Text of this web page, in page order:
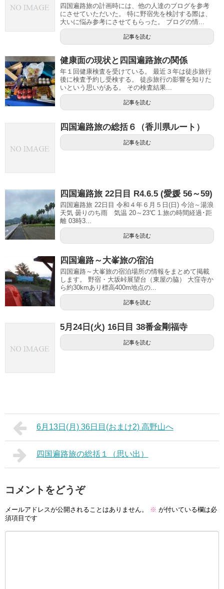
四国遍路旅の計画時には、他の人達のブログを参考
にさせていただいた。 特に野宿先を検討する際は、
大いに悩み参考にさせてもらった。 ブログの情...
記事を読む
健康面の現状と四国遍路旅の関係
年１回健康検査を受けている。 最近３年は徒歩旅行
後に検査予約し受検する。 徒歩旅行の影響を知りた
いという思いがある。 その検査結果...
記事を読む
四国遍路旅の総括６（香川県ルート）
記事を読む
四国遍路旅 22日目 R4.6.5 (愛媛 56～59)
四国遍路旅 22日目 令和４年６月５日(日) 今治～湯浪
天気 曇りのち雨 気温 20～23℃ 1.旅の時間経過･距
離 03時3...
記事を読む
四国遍路～大峯旅の宿泊
四国遍路～大峯旅の宿泊場所の情報をまとめて掲載
します。 野宿・大坂峠展望台（東屋の脇） 大窪寺か
ら約30kmあり標高400m地点の...
記事を読む
5月24日(火) 16日目 38番金剛福寺
記事を読む
6月13日(月) 36日目(おまけ2) 高野山へ
四国遍路旅の総括１（思い出）
コメントをどうぞ
メールアドレスが公開されることはありません。 ※ が付いている欄は必
須項目です